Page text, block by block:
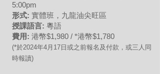
5:00pm
形式: 實體班，九龍油尖旺區
授課語言: 粵語
費用: 港幣$1,980 / *港幣$1,780
(*於2024年4月17 日或之前報名及付款，或三人同
時報讀)